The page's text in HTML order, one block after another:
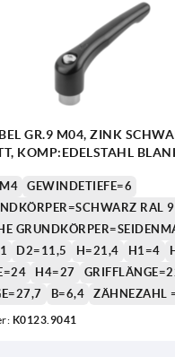
GR.9 M04, ZINK
KOMP:EDELSTAHL
GEWINDETIEFE=6
RAL
D2=11,5 H=21,4 H1=4
H4=27
B=6,4 ZÄHNEZAHL
K0123.9041